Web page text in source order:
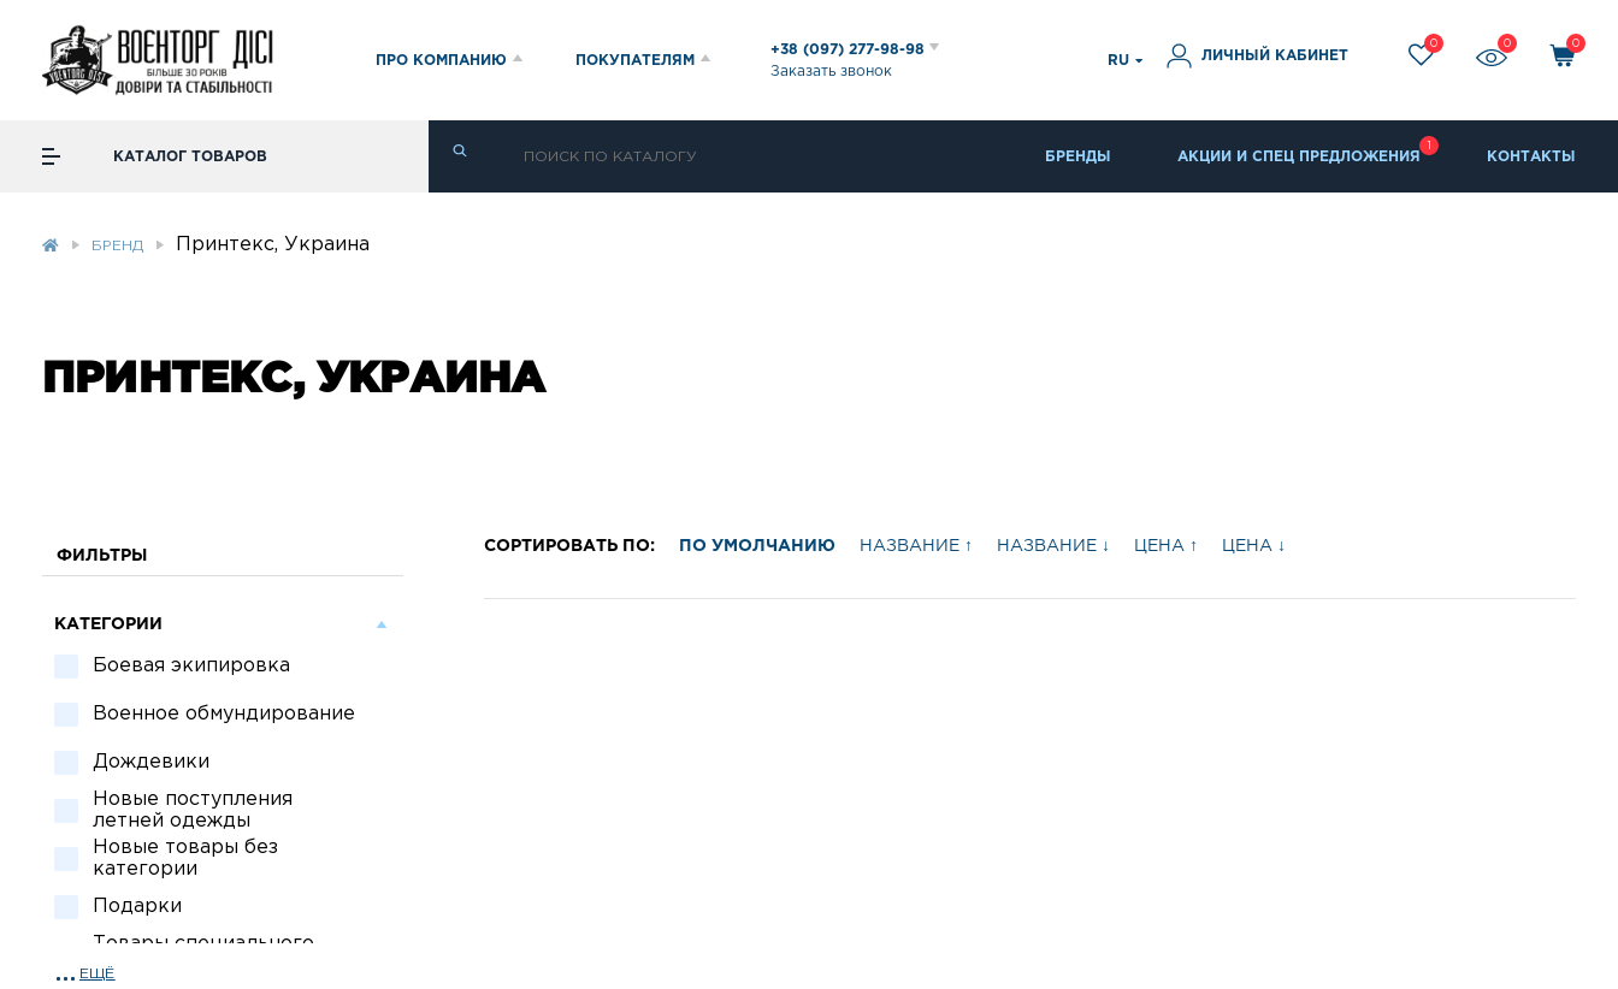
ПРО КОМПАНИЮ ПОКУПАТЕЛЯМ
+38 (097) 277-98-98
Заказать звонок
RU ЛИЧНЫЙ КАБИНЕТ
0 0 0
КАТАЛОГ ТОВАРОВ БРЕНДЫ АКЦИИ И СПЕЦ ПРЕДЛОЖЕНИЯ КОНТАКТЫ
БРЕНД Принтекс, Украина
ПРИНТЕКС, УКРАИНА
ФИЛЬТРЫ
КАТЕГОРИИ
Боевая экипировка
Военное обмундирование
Дождевики
Новые поступления
летней одежды
Новые товары без
категории
Подарки
Товары специального
назначения
ЕЩЁ
СОРТИРОВАТЬ ПО: ПО УМОЛЧАНИЮ НАЗВАНИЕ ↑ НАЗВАНИЕ ↓ ЦЕНА ↑ ЦЕНА ↓